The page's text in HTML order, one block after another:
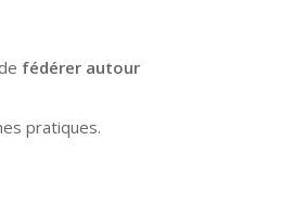
fédérer autour
pratiques.